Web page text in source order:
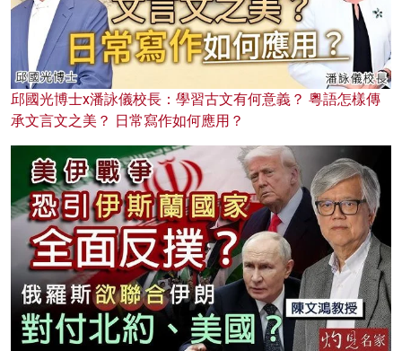
邱國光博士x潘詠儀校長：學習古文有何意義？ 粵語怎樣傳
承文言文之美？ 日常寫作如何應用？